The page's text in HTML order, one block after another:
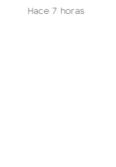
Hace 7 horas